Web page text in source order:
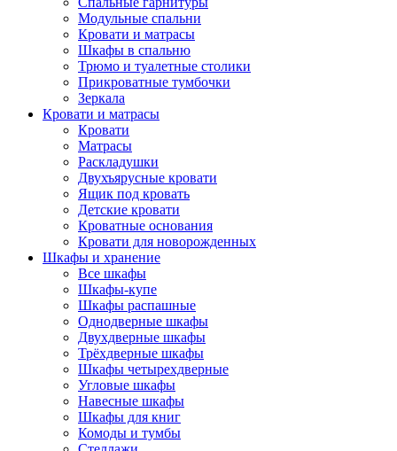
Модульные спальни
Кровати и матрасы
Шкафы в спальню
Трюмо и туалетные столики
Прикроватные тумбочки
Зеркала
Кровати и матрасы
Кровати
Матрасы
Раскладушки
Двухъярусные кровати
Ящик под кровать
Детские кровати
Кроватные основания
Кровати для новорожденных
Шкафы и хранение
Все шкафы
Шкафы-купе
Шкафы распашные
Однодверные шкафы
Двухдверные шкафы
Трёхдверные шкафы
Шкафы четырехдверные
Угловые шкафы
Навесные шкафы
Шкафы для книг
Комоды и тумбы